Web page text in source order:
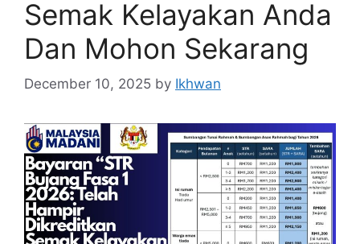
Semak Kelayakan Anda
Dan Mohon Sekarang
December 10, 2025 by Ikhwan